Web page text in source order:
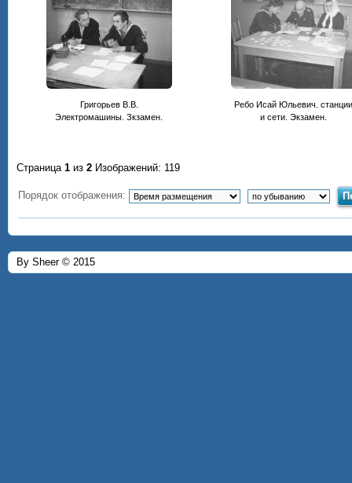
Григорьев В.В.
Электромашины. Зкзамен.
Ребо Исай Юльевич. станции
и сети. Экзамен.
Страница 1 из 2 Изображений: 119
Порядок отображения:
By Sheer © 2015